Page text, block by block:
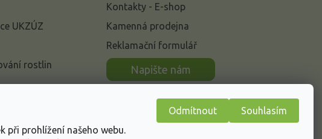
při prohlížení našeho webu.
Odmítnout Souhlasím
UKZÚZ
rostlin
Kontakty - E-shop
Kamenná prodejna
Reklamační formulář
Napište nám